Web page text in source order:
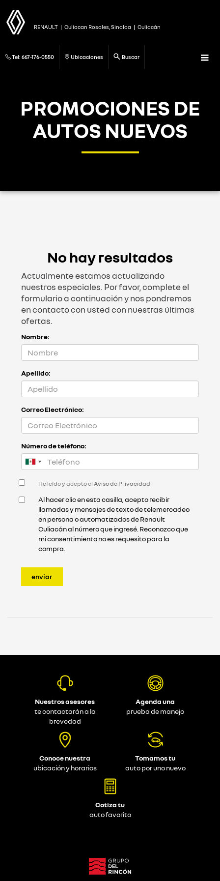
RENAULT | Culiacan Rosales, Sinaloa | Culiacán
Tel: 667-176-0550 Ubicaciones Buscar
PROMOCIONES DE
AUTOS NUEVOS
No hay resultados
Actualmente estamos actualizando
nuestros especiales. Por favor, complete el
formulario a continuación y nos pondremos
en contacto con usted con nuestras últimas
ofertas.
Nombre:
Apellido:
Correo Electrónico:
Número de teléfono:
He leído y acepto el Aviso de Privacidad
Al hacer clic en esta casilla, acepto recibir
llamadas y mensajes de texto de telemercadeo
en persona o automatizados de Renault
Culiacán al número que ingresé. Reconozco que
mi consentimiento no es requesito para la
compra.
enviar
Nuestros asesores
te contactarán a la
brevedad
Agenda una
prueba de manejo
Conoce nuestra
ubicación y horarios
Tomamos tu
auto por uno nuevo
Cotiza tu
auto favorito